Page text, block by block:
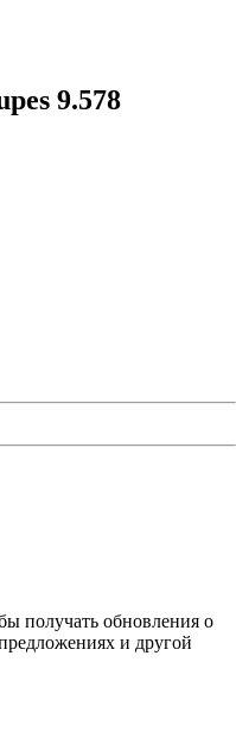
9.578
получать обновления о
и другой